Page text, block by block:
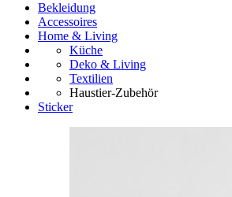
Bekleidung
Accessoires
Home & Living
Küche
Deko & Living
Textilien
Haustier-Zubehör
Sticker